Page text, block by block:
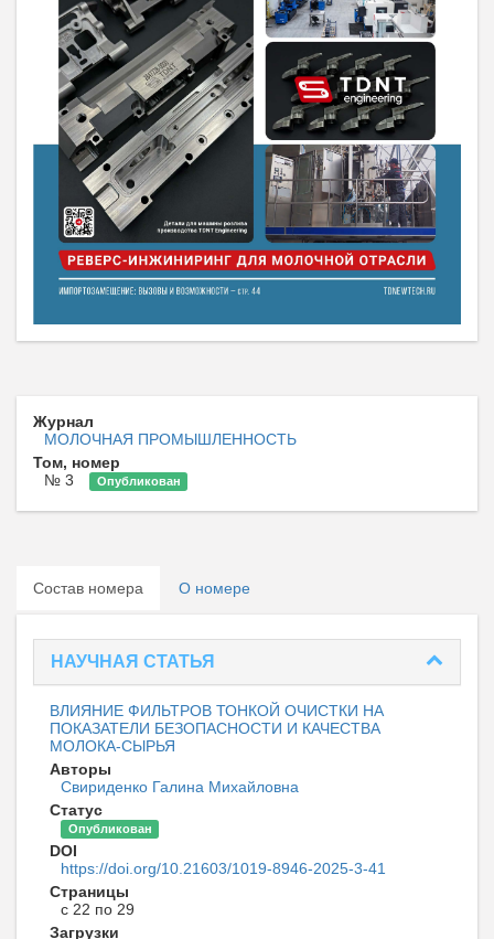
Журнал
МОЛОЧНАЯ ПРОМЫШЛЕННОСТЬ
Том, номер
№ 3
Опубликован
Состав номера О номере
НАУЧНАЯ СТАТЬЯ
ВЛИЯНИЕ ФИЛЬТРОВ ТОНКОЙ ОЧИСТКИ НА
ПОКАЗАТЕЛИ БЕЗОПАСНОСТИ И КАЧЕСТВА
МОЛОКА-СЫРЬЯ
Авторы
Свириденко Галина Михайловна
Статус
Опубликован
DOI
https://doi.org/10.21603/1019-8946-2025-3-41
Страницы
с 22 по 29
Загрузки